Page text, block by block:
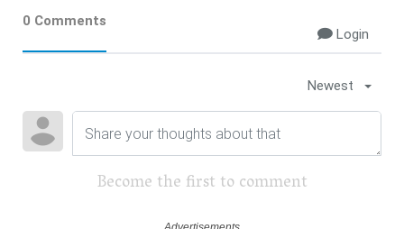
0 Comments
Login
Newest
Become the first to comment